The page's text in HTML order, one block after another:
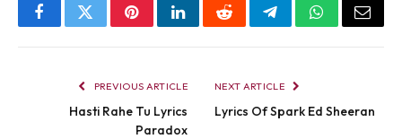
FacebookTwitterPinterestLinkedInRedditTelegramWhatsApp
Email
PREVIOUS ARTICLE
Hasti Rahe Tu Lyrics
Paradox
NEXT ARTICLE
Lyrics Of Spark Ed Sheeran